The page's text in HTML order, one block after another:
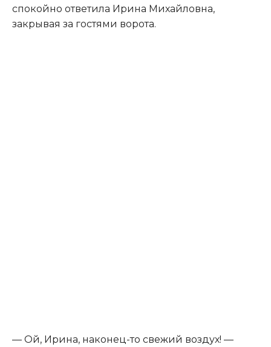
спокойно ответила Ирина Михайловна,
закрывая за гостями ворота.
— Ой, Ирина, наконец-то свежий воздух! —